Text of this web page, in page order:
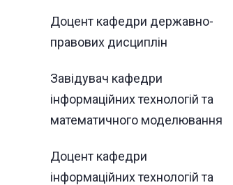
Доцент кафедри державно-
правових дисциплін
Завідувач кафедри
інформаційних технологій та
математичного моделювання
Доцент кафедри
інформаційних технологій та